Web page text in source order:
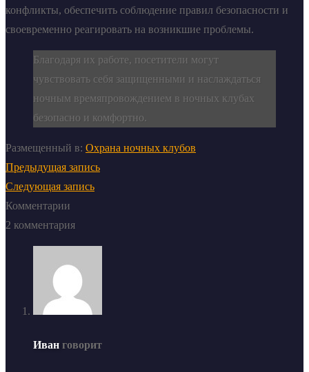
конфликты, обеспечить соблюдение правил безопасности и
своевременно реагировать на возникшие проблемы.
Благодаря их работе, посетители могут
чувствовать себя защищенными и наслаждаться
ночным времяпровождением в ночных клубах
безопасно и комфортно.
Размещенный в: Охрана ночных клубов
Предыдущая запись
Следующая запись
Комментарии
2 комментария
Иван говорит